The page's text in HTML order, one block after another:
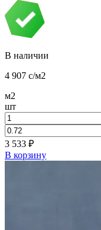
В наличии
4 907 c/м2
м2
шт
3 533 ₽
В корзину